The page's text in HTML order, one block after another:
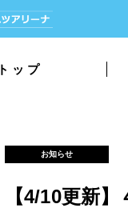
ト ッ プ
お知らせ
【4/10更新